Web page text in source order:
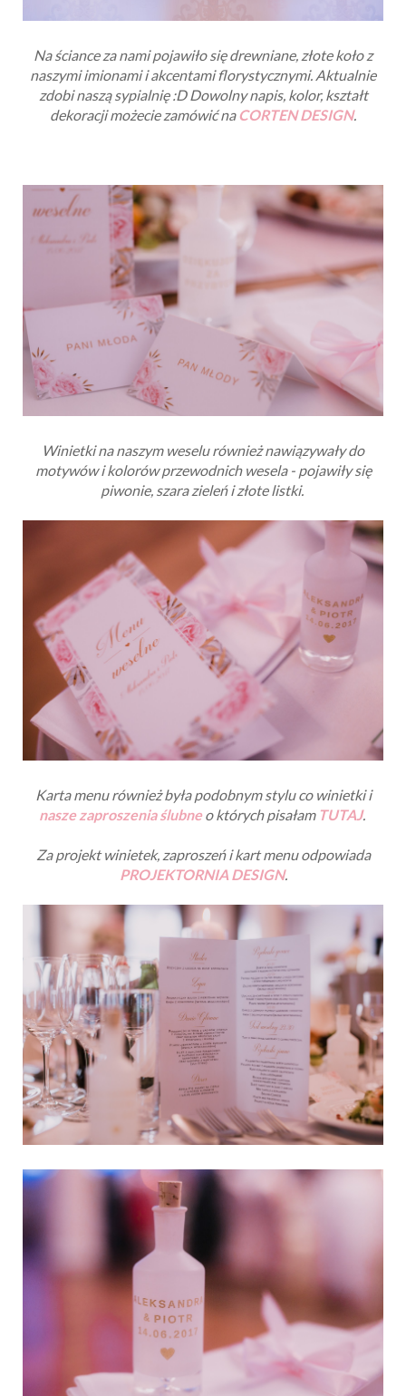
Na ściance za nami pojawiło się drewniane, złote koło z
naszymi imionami i akcentami florystycznymi. Aktualnie
zdobi naszą sypialnię :D Dowolny napis, kolor, kształt
dekoracji możecie zamówić na CORTEN DESIGN.
Winietki na naszym weselu również nawiązywały do
motywów i kolorów przewodnich wesela - pojawiły się
piwonie, szara zieleń i złote listki.
Karta menu również była podobnym stylu co winietki i
nasze zaproszenia ślubneo których pisałamTUTAJ.
Za projekt winietek, zaproszeń i kart menu odpowiada
PROJEKTORNIA DESIGN.